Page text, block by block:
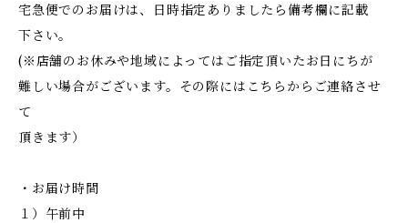
宅急便でのお届けは、日時指定ありましたら備考欄に記載
下さい。
(※店舗のお休みや地域によってはご指定頂いたお日にちが
難しい場合がございます。その際にはこちらからご連絡させ
て
頂きます）
・お届け時間
１）午前中